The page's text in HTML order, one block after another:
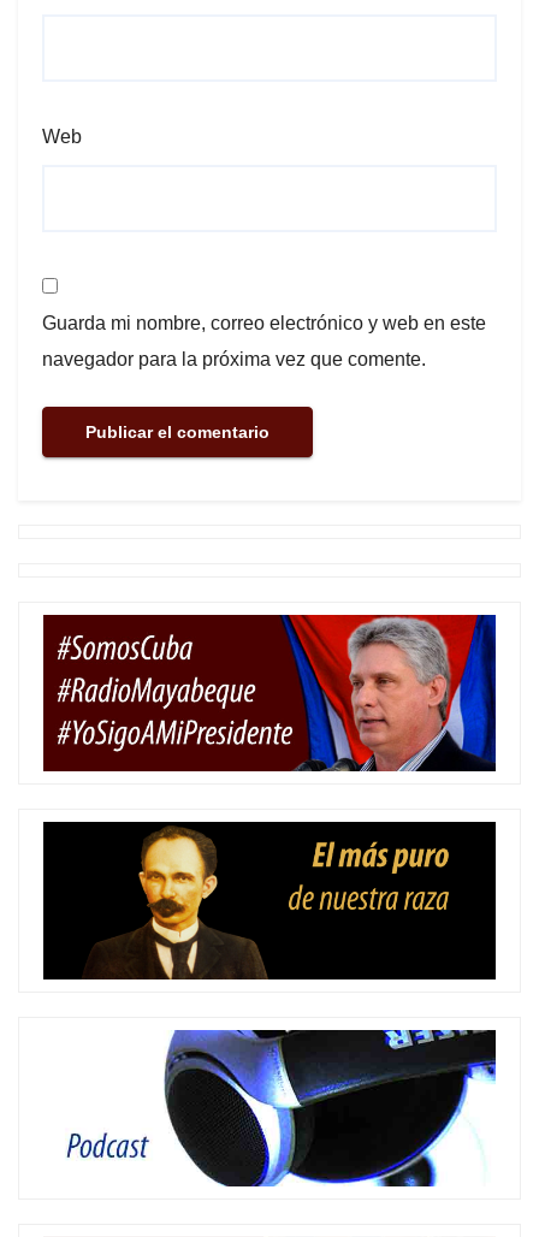
Web
Guarda mi nombre, correo electrónico y web en este
navegador para la próxima vez que comente.